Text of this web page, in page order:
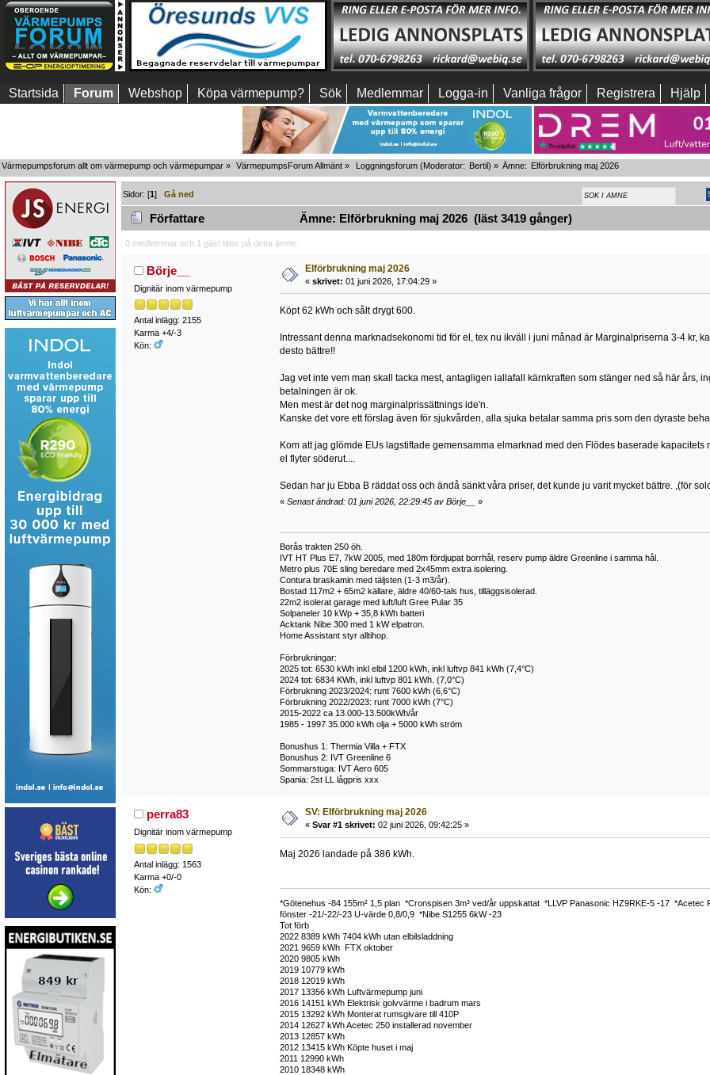
Startsida Forum Webshop Köpa värmepump? Sök Medlemmar Logga-in Vanliga frågor Registrera Hjälp
Värmepumpsforum allt om värmepump och värmepumpar » VärmepumpsForum Allmänt » Loggningsforum(Moderator: Bertil) » Ämne: Elförbrukning maj 2026
Sidor: [1]Gå ned
Författare Ämne: Elförbrukning maj 2026 (läst 3419 gånger)
0 medlemmar och 1 gäst tittar på detta ämne.
Börje__
Dignitär inom värmepump
Antal inlägg: 2155
Karma +4/-3
Kön:
Elförbrukning maj 2026
« skrivet: 01 juni 2026, 17:04:29 »
Köpt 62 kWh och sålt drygt 600.
Intressant denna marknadsekonomi tid för el, tex nu ikväll i juni månad är Marginalpriserna 3-4 kr,
desto bättre!!
Jag vet inte vem man skall tacka mest, antagligen iallafall kärnkraften som stänger ned så här års,
betalningen är ok.
Men mest är det nog marginalprissättnings ide'n.
Kanske det vore ett förslag även för sjukvården, alla sjuka betalar samma pris som den dyraste
Kom att jag glömde EUs lagstiftade gemensamma elmarknad med den Flödes baserade
el flyter söderut....
Sedan har ju Ebba B räddat oss och ändå sänkt våra priser, det kunde ju varit mycket bättre. ,(för
« Senast ändrad: 01 juni 2026, 22:29:45 av Börje__
»
Borås trakten 250 öh.
IVT HT Plus E7, 7kW 2005, med 180m fördjupat borrhål, reserv pump äldre Greenline i samma hål.
Metro plus 70E sling beredare med 2x45mm extra isolering.
Contura braskamin med täljsten (1-3 m3/år).
Bostad 117m2 + 65m2 källare, äldre 40/60-tals hus, tilläggsisolerad.
22m2 isolerat garage med luft/luft Gree Pular 35
Solpaneler 10 kWp + 35,8 kWh batteri
Acktank Nibe 300 med 1 kW elpatron.
Home Assistant styr alltihop.
Förbrukningar:
2025 tot: 6530 kWh inkl elbil 1200 kWh, inkl luftvp 841 kWh (7,4°C)
2024 tot: 6834 KWh, inkl luftvp 801 kWh. (7,0°C)
Förbrukning 2023/2024: runt 7600 kWh (6,6°C)
Förbrukning 2022/2023: runt 7000 kWh (7°C)
2015-2022 ca 13.000-13.500kWh/år
1985 - 1997 35.000 kWh olja + 5000 kWh ström
Bonushus 1: Thermia Villa + FTX
Bonushus 2: IVT Greenline 6
Sommarstuga: IVT Aero 605
Spania: 2st LL lågpris xxx
perra83
Dignitär inom värmepump
Antal inlägg: 1563
Karma +0/-0
Kön:
SV: Elförbrukning maj 2026
« Svar #1 skrivet: 02 juni 2026, 09:42:25 »
Maj 2026 landade på 386 kWh.
*Götenehus -84 155m² 1,5 plan *Cronspisen 3m³ ved/år uppskattat *LLVP Panasonic HZ9RKE-5 -17
fönster -21/-22/-23 U-värde 0,8/0,9 *Nibe S1255 6kW -23
Tot förb
2022 8389 kWh 7404 kWh utan elbilsladdning
2021 9659 kWh FTX oktober
2020 9805 kWh
2019 10779 kWh
2018 12019 kWh
2017 13356 kWh Luftvärmepump juni
2016 14151 kWh Elektrisk golvvärme i badrum mars
2015 13292 kWh Monterat rumsgivare till 410P
2014 12627 kWh Acetec 250 installerad november
2013 12857 kWh
2012 13415 kWh Köpte huset i maj
2011 12990 kWh
2010 18348 kWh